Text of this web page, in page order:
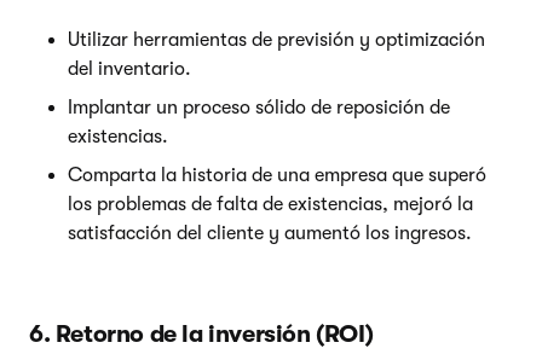
Utilizar herramientas de previsión y optimización
del inventario.
Implantar un proceso sólido de reposición de
existencias.
Comparta la historia de una empresa que superó
los problemas de falta de existencias, mejoró la
satisfacción del cliente y aumentó los ingresos.
6. Retorno de la inversión (ROI)